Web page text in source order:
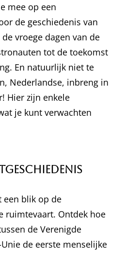
mee op een
de geschiedenis van
vroege dagen van de
tot de toekomst
En natuurlijk niet te
Nederlandse, inbreng in
Hier zijn enkele
je kunt verwachten
een blik op de
ruimtevaart. Ontdek hoe
de Verenigde
de eerste menselijke